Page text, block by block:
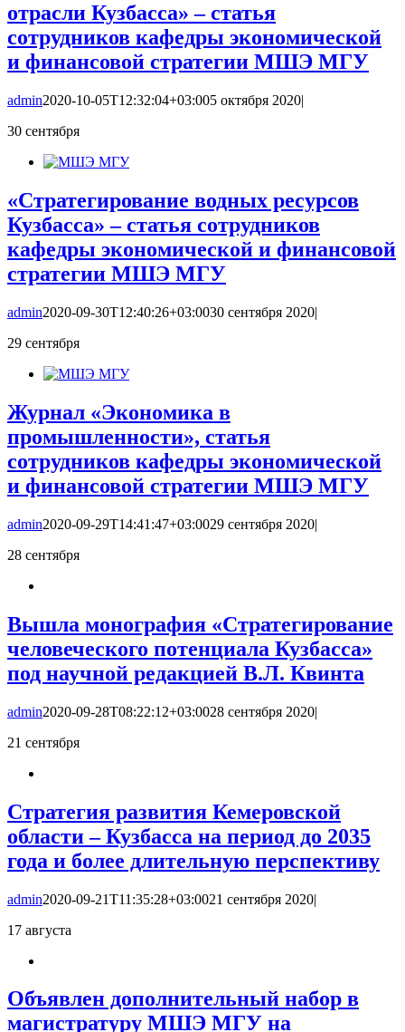
отрасли Кузбасса» – статья
сотрудников кафедры экономической
и финансовой стратегии МШЭ МГУ
admin2020-10-05T12:32:04+03:005 октября 2020|
30 сентября
«Стратегирование водных ресурсов
Кузбасса» – статья сотрудников
кафедры экономической и финансовой
стратегии МШЭ МГУ
admin2020-09-30T12:40:26+03:0030 сентября 2020|
29 сентября
Журнал «Экономика в
промышленности», статья
сотрудников кафедры экономической
и финансовой стратегии МШЭ МГУ
admin2020-09-29T14:41:47+03:0029 сентября 2020|
28 сентября
Вышла монография «Стратегирование
человеческого потенциала Кузбасса»
под научной редакцией В.Л. Квинта
admin2020-09-28T08:22:12+03:0028 сентября 2020|
21 сентября
Стратегия развития Кемеровской
области – Кузбасса на период до 2035
года и более длительную перспективу
admin2020-09-21T11:35:28+03:0021 сентября 2020|
17 августа
Объявлен дополнительный набор в
магистратуру МШЭ МГУ на